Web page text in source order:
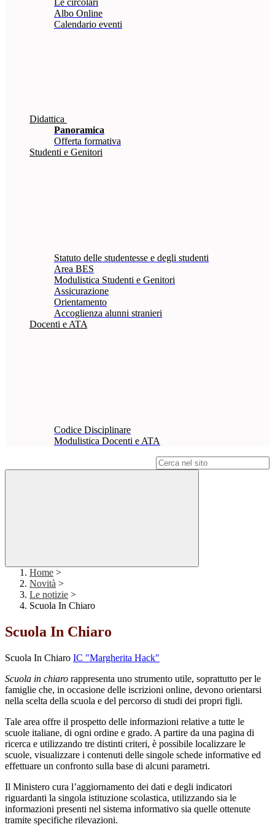
Le circolari
Albo Online
Calendario eventi
Didattica
Panoramica
Offerta formativa
Studenti e Genitori
Statuto delle studentesse e degli studenti
Area BES
Modulistica Studenti e Genitori
Assicurazione
Orientamento
Accoglienza alunni stranieri
Docenti e ATA
Codice Disciplinare
Modulistica Docenti e ATA
Home >
Novità >
Le notizie >
Scuola In Chiaro
Scuola In Chiaro
Scuola In Chiaro IC "Margherita Hack"
Scuola in chiaro rappresenta uno strumento utile, soprattutto per le
famiglie che, in occasione delle iscrizioni online, devono orientarsi
nella scelta della scuola e del percorso di studi dei propri figli.
Tale area offre il prospetto delle informazioni relative a tutte le
scuole italiane, di ogni ordine e grado. A partire da una pagina di
ricerca e utilizzando tre distinti criteri, è possibile localizzare le
scuole, visualizzare i contenuti delle singole schede informative ed
effettuare un confronto sulla base di alcuni parametri.
Il Ministero cura l’aggiornamento dei dati e degli indicatori
riguardanti la singola istituzione scolastica, utilizzando sia le
informazioni presenti nel sistema informativo sia quelle ottenute
tramite specifiche rilevazioni.